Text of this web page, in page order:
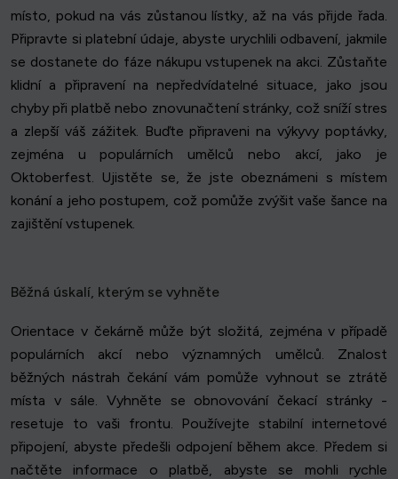
místo, pokud na vás zůstanou lístky, až na vás přijde řada.
Připravte si platební údaje, abyste urychlili odbavení, jakmile
se dostanete do fáze nákupu vstupenek na akci. Zůstaňte
klidní a připravení na nepředvídatelné situace, jako jsou
chyby při platbě nebo znovunačtení stránky, což sníží stres
a zlepší váš zážitek. Buďte připraveni na výkyvy poptávky,
zejména u populárních umělců nebo akcí, jako je
Oktoberfest. Ujistěte se, že jste obeznámeni s místem
konání a jeho postupem, což pomůže zvýšit vaše šance na
zajištění vstupenek.
Běžná úskalí, kterým se vyhněte
Orientace v čekárně může být složitá, zejména v případě
populárních akcí nebo významných umělců. Znalost
běžných nástrah čekání vám pomůže vyhnout se ztrátě
místa v sále. Vyhněte se obnovování čekací stránky -
resetuje to vaši frontu. Používejte stabilní internetové
připojení, abyste předešli odpojení během akce. Předem si
načtěte informace o platbě, abyste se mohli rychle